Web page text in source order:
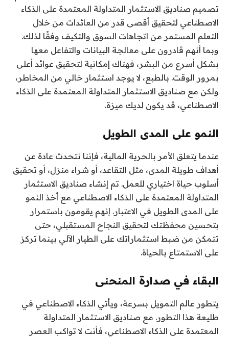
تصميم صناديق الاستثمار المتداولة المعتمدة على الذكاء
الاصطناعي لتحقيق أقصى قدر من العائدات من خلال
التعلم المستمر من اتجاهات السوق والتكيف وفقًا لذلك.
وبما أنهم قادرون على معالجة البيانات والتفاعل معها
بشكل أسرع من البشر، فهناك إمكانية لتحقيق عوائد أعلى
بمرور الوقت. بالطبع، لا يوجد استثمار خالي من المخاطر،
ولكن مع صناديق الاستثمار المتداولة المعتمدة على الذكاء
الاصطناعي، قد يكون لديك ميزة.
النمو على المدى الطويل
عندما يتعلق الأمر بالحرية المالية، فإننا نتحدث عادة عن
أهداف طويلة المدى، مثل التقاعد، أو شراء منزل، أو تحقيق
أسلوب حياة اختياري للعمل. تم إنشاء صناديق الاستثمار
المتداولة المعتمدة على الذكاء الاصطناعي مع أخذ النمو
على المدى الطويل في الاعتبار. إنهم يقومون باستمرار
بتحسين محفظتك لتحقيق النجاح المستقبلي، حتى
تتمكن من ضبط استثماراتك على الطيار الآلي بينما تركز
على الاستمتاع بالحياة.
البقاء في صدارة المنحنى
يتطور عالم التمويل بسرعة، ويأتي الذكاء الاصطناعي في
طليعة هذا التطور. مع صناديق الاستثمار المتداولة
المعتمدة على الذكاء الاصطناعي، فأنت لا تواكب العصر